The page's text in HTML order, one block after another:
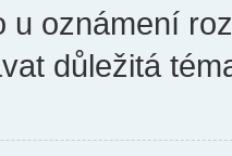
u oznámení
důležitá